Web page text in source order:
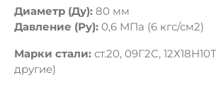
Диаметр (Ду): 80 мм
Давление (Ру): 0,6 МПа (6 кгс/см2)
Марки стали: ст.20, 09Г2С,
другие)